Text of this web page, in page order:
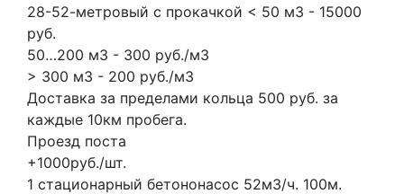
28-52-метровый с прокачкой < 50 м3 - 15000
руб.
50…200 м3 - 300 руб./м3
> 300 м3 - 200 руб./м3
Доставка за пределами кольца 500 руб. за
каждые 10км пробега.
Проезд поста
+1000руб./шт.
1 стационарный бетононасос 52м3/ч. 100м.